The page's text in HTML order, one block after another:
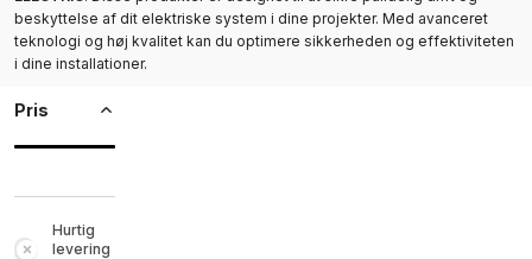
beskyttelse af dit elektriske system i dine projekter. Med avanceret
teknologi og høj kvalitet kan du optimere sikkerheden og effektiviteten
i dine installationer.
Pris
Hurtig
levering